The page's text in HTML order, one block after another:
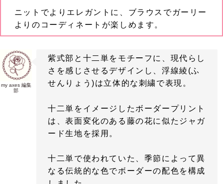
ニットでよりエレガントに、ブラウスでガーリー
よりのコーディネートが楽しめます。
my axes 編集
部
紫式部と十二単をモチーフに、現代らし
さを感じさせるデザインし、浮線綾(ふ
せんりょう)は立体的な刺繍で表現。
十二単をイメージしたボーダープリント
は、表面変化のある藤の花に似たジャガ
ード生地を採用。
十二単で使われていた、季節によって異
なる伝統的な色でボーダーの配色を構成